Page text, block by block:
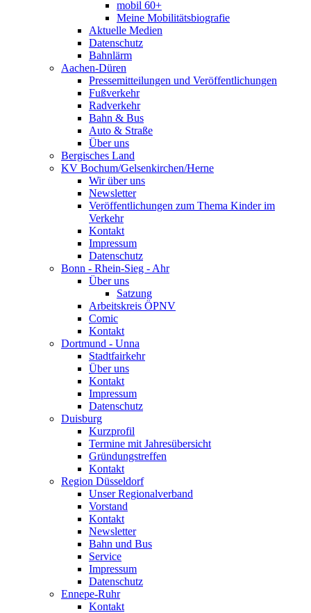
mobil 60+
Meine Mobilitätsbiografie
Aktuelle Medien
Datenschutz
Bahnlärm
Aachen-Düren
Pressemitteilungen und Veröffentlichungen
Fußverkehr
Radverkehr
Bahn & Bus
Auto & Straße
Über uns
Bergisches Land
KV Bochum/Gelsenkirchen/Herne
Wir über uns
Newsletter
Veröffentlichungen zum Thema Kinder im
Verkehr
Kontakt
Impressum
Datenschutz
Bonn - Rhein-Sieg - Ahr
Über uns
Satzung
Arbeitskreis ÖPNV
Comic
Kontakt
Dortmund - Unna
Stadtfairkehr
Über uns
Kontakt
Impressum
Datenschutz
Duisburg
Kurzprofil
Termine mit Jahresübersicht
Gründungstreffen
Kontakt
Region Düsseldorf
Unser Regionalverband
Vorstand
Kontakt
Newsletter
Bahn und Bus
Service
Impressum
Datenschutz
Ennepe-Ruhr
Kontakt